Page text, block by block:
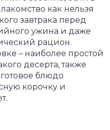
как нельзя
завтрака перед
ужина и даже
рацион.
– наиболее простой
десерта, также
блюдо
корочку и